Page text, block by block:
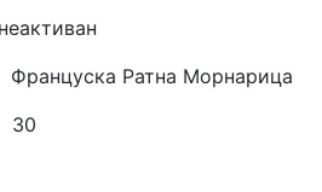
Ратна Морнарица
30